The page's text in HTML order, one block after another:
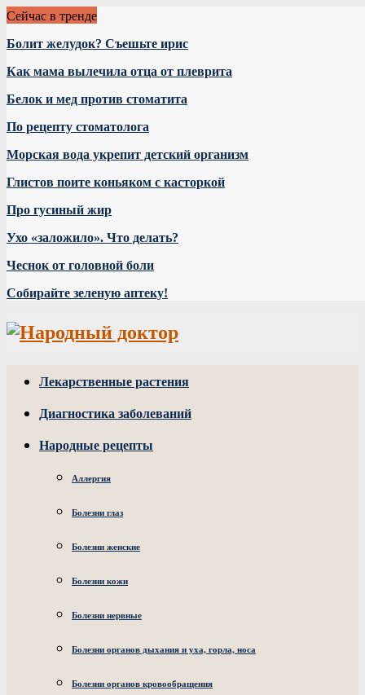
Сейчас в тренде
Болит желудок? Съешьте ирис
Как мама вылечила отца от плеврита
Белок и мед против стоматита
По рецепту стоматолога
Морская вода укрепит детский организм
Глистов поите коньяком с касторкой
Про гусиный жир
Ухо «заложило». Что делать?
Чеснок от головной боли
Собирайте зеленую аптеку!
Лекарственные растения
Диагностика заболеваний
Народные рецепты
Аллергия
Болезни глаз
Болезни женские
Болезни кожи
Болезни нервные
Болезни органов дыхания и уха, горла, носа
Болезни органов кровообращения